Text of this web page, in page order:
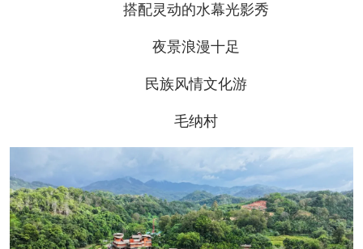
搭配灵动的水幕光影秀
夜景浪漫十足
民族风情文化游
毛纳村